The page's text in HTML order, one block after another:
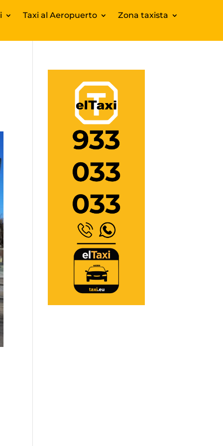
Taxi al Aeropuerto Zona taxista